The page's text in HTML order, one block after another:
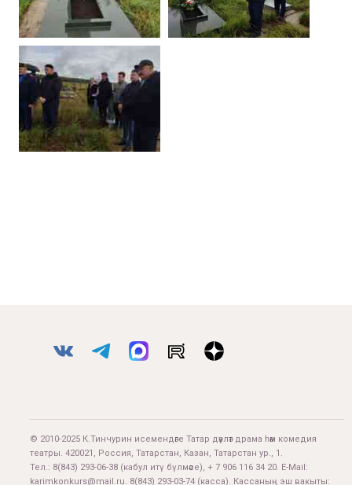
© 2010-2025 К.Тинчурин исемендәге Татар дәүләт драма һәм комедия
театры. 420021, Россия, Татарстан, Казан, Татарстан ур., 1.
Тел.: 8(843) 293-06-38 (кабул итү бүлмәсе), + 7 906 116 34 20. E-Mail:
karimkonkurs@mail.ru. 8(843) 293-03-74 (касса). Кассаның эш вакыты: